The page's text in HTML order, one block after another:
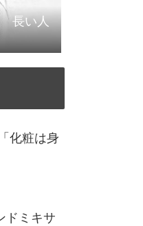
長い人
化粧は身
ドミキサ